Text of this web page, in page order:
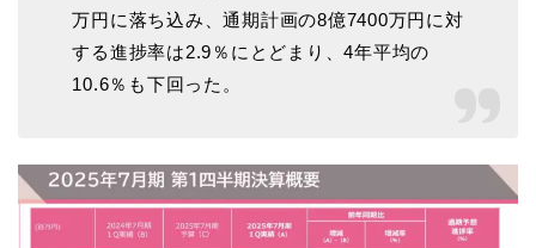
万円に落ち込み、通期計画の8億7400万円に対
する進捗率は2.9％にとどまり、4年平均の
10.6％も下回った。